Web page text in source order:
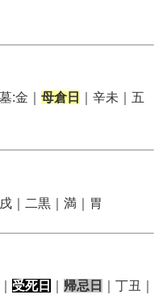
:金｜ 母倉日
｜辛未｜五
｜二黒｜満｜胃
受死日 帰忌日 ｜丁丑｜